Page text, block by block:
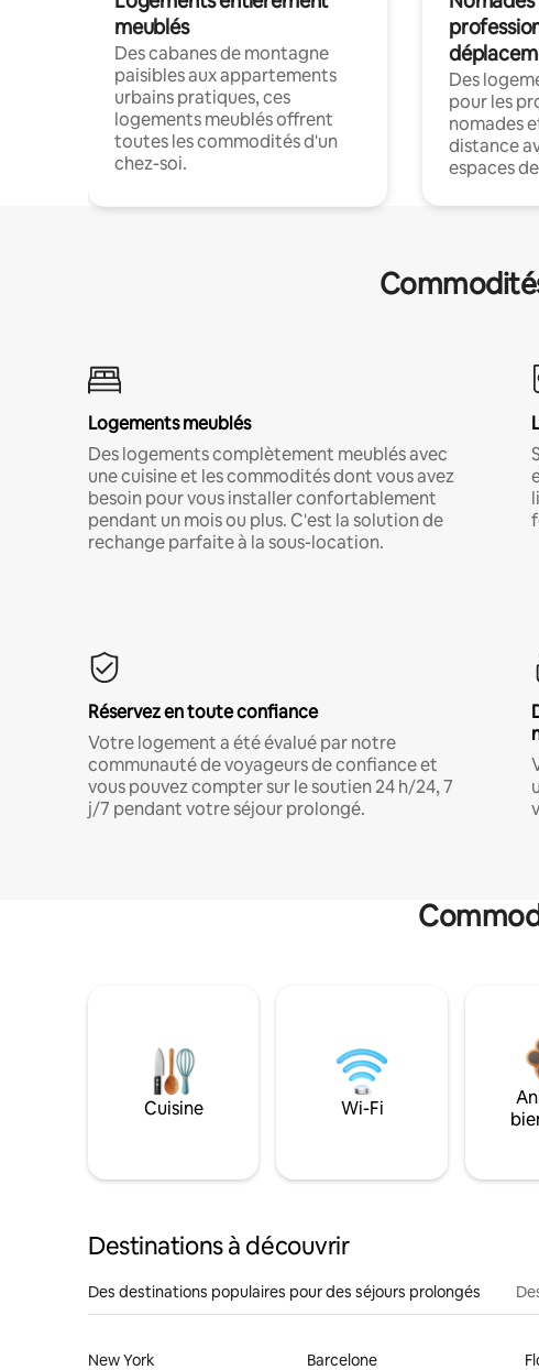
meublés
Des cabanes de montagne
paisibles aux appartements
urbains pratiques, ces
logements meublés offrent
toutes les commodités d'un
chez-soi.
Des
pour les
nomades
distance
espaces
Logements meublés
Des logements complètement meublés avec
une cuisine et les commodités dont vous avez
besoin pour vous installer confortablement
pendant un mois ou plus. C'est la solution de
rechange parfaite à la sous-location.
Réservez en toute confiance
Votre logement a été évalué par notre
communauté de voyageurs de confiance et
vous pouvez compter sur le soutien 24 h/24, 7
j/7 pendant votre séjour prolongé.
Cuisine Wi-Fi
Destinations à découvrir
Des destinations populaires pour des séjours prolongés
New York
Barcelone